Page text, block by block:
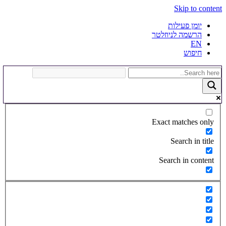
Skip to content
יומן פעילות
הרשמה לניוזלטר
EN
חיפוש
Exact matches only
Search in title
Search in content